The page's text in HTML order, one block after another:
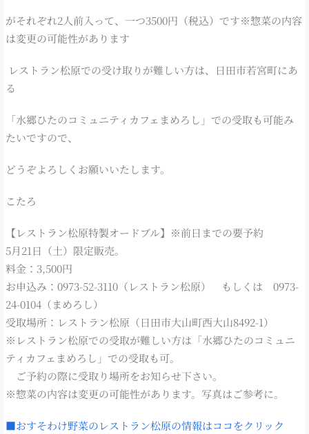
がそれぞれ2人前入って、一つ3500円（税込）です※惣菜の内容
は変更の可能性があります
レストラン松原での受け取りが難しい方は、日田市若宮町にあ
る
「水郷ひたのコミュニティカフェまめろし」での受取も可能み
たいですので、
どうぞよろしくお願いいたします。
こたろ
【レストラン松原特製オードブル】※前日までの要予約
5月21日（土）限定販売。
料金：3,500円
お申込み：0973-52-3110（レストラン松原） もしくは 0973-
24-0104（まめろし）
受取場所：レストラン松原（日田市大山町西大山8492-1）
※レストラン松原での受取が難しい方は「水郷ひたのコミュニ
ティカフェまめろし」での受取も可。
ご予約の際に受取り場所をお知らせ下さい。
※惣菜の内容は変更の可能性があります。写真はご参考に。
■おすそわけ野菜のレストラン松原の情報はココをクリック